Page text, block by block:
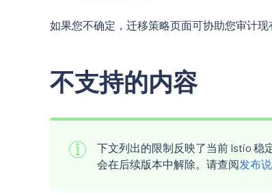
如果您不确定，迁移策略页面可协助您审计现
不支持的内容
下文列出的限制反映了当前 Istio 稳
会在后续版本中解除。请查阅发布